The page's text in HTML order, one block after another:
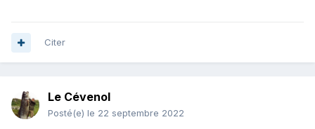
Citer
Le Cévenol
Posté(e) le 22 septembre 2022